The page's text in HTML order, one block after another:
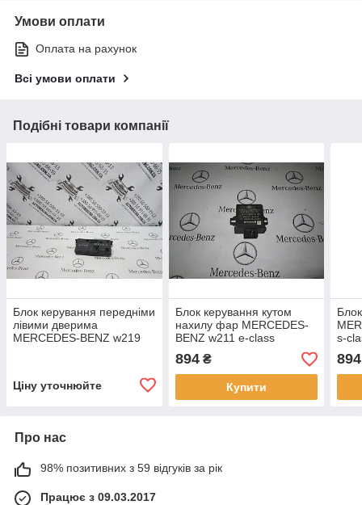
Умови оплати
Оплата на рахунок
Всі умови оплати
Подібні товари компанії
Блок керування передніми
лівими дверима
MERCEDES-BENZ w219
Ціну уточнюйте
Блок керування кутом
нахилу фар MERCEDES-
BENZ w211 e-class
(A2118200985)
894₴
Купити
s-
894
Про нас
98% позитивних з 59 відгуків за рік
Працює з 09.03.2017